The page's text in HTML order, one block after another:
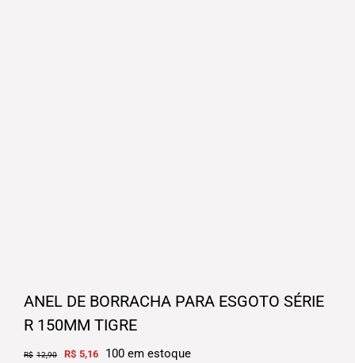
ANEL DE BORRACHA PARA ESGOTO SÉRIE
R 150MM TIGRE
R$ 12,90
Original
R$ 5,16Current
100 em estoque